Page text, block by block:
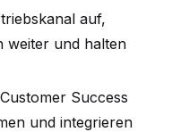
auf,
weiter und halten
Success
und integrieren